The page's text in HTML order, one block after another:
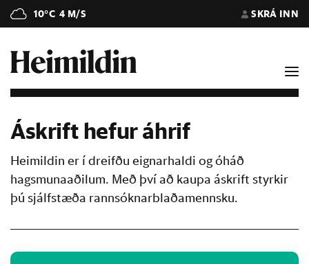
10°C 4 M/S SKRÁ INN
Áskrift hefur áhrif
Heimildin er í dreifðu eignarhaldi og óháð
hagsmunaaðilum. Með því að kaupa áskrift styrkir
þú sjálfstæða rannsóknarblaðamennsku.